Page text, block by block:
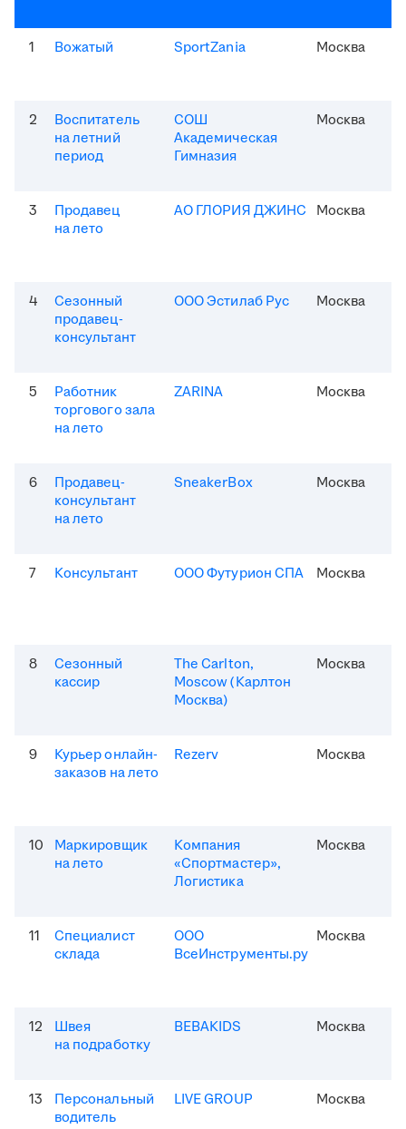
1 Вожатый SportZania Москва
2
Воспитатель
на летний
период
СОШ
Академическая
Гимназия
Москва
3
Продавец
на лето
АО ГЛОРИЯ ДЖИНС Москва
4
Сезонный
продавец-
консультант
ООО Эстилаб Рус Москва
5
Работник
торгового зала
на лето
ZARINA Москва
6
Продавец-
консультант
на лето
SneakerBox Москва
7 Консультант ООО Футурион СПА Москва
8
Сезонный
кассир
The Carlton,
Moscow (Карлтон
Москва)
Москва
9
Курьер онлайн-
заказов на лето
Rezerv Москва
10
Маркировщик
на лето
Компания
«Спортмастер»,
Логистика
Москва
11
Специалист
склада
ООО
ВсеИнструменты.ру
Москва
12
Швея
на подработку
BEBAKIDS Москва
13
Персональный
водитель
LIVE GROUP Москва